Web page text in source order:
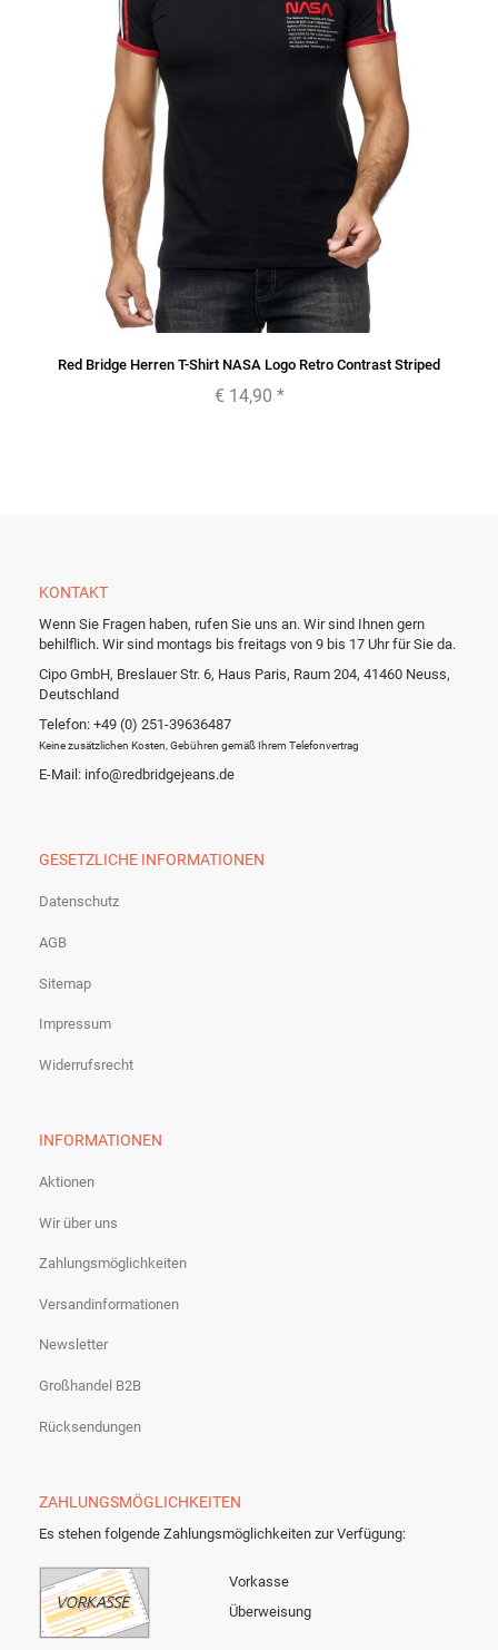
Red Bridge Herren T-Shirt NASA Logo Retro Contrast Striped
€ 14,90 *
KONTAKT
Wenn Sie Fragen haben, rufen Sie uns an. Wir sind Ihnen gern
behilflich. Wir sind montags bis freitags von 9 bis 17 Uhr für Sie da.
Cipo GmbH, Breslauer Str. 6, Haus Paris, Raum 204, 41460 Neuss,
Deutschland
Telefon: +49 (0) 251-39636487
Keine zusätzlichen Kosten, Gebühren gemäß Ihrem Telefonvertrag
E-Mail: info@redbridgejeans.de
GESETZLICHE INFORMATIONEN
Datenschutz
AGB
Sitemap
Impressum
Widerrufsrecht
INFORMATIONEN
Aktionen
Wir über uns
Zahlungsmöglichkeiten
Versandinformationen
Newsletter
Großhandel B2B
Rücksendungen
ZAHLUNGSMÖGLICHKEITEN
Es stehen folgende Zahlungsmöglichkeiten zur Verfügung:
Vorkasse
Überweisung